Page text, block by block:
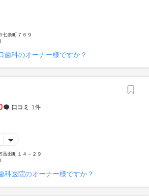
七条町７６９
歯科のオーナー様ですか？
口コミ 1件
高田町１４－２９
科医院のオーナー様ですか？